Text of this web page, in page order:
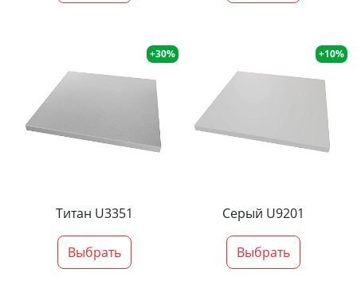
+30%
Титан U3351
Выбрать
+10%
Серый U9201
Выбрать